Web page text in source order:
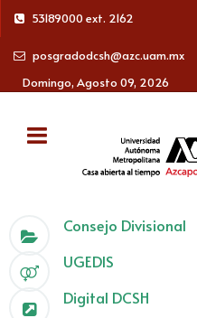
53189000 ext. 2162
posgradodcsh@azc.uam.mx
Domingo, Agosto 09, 2026
Consejo Divisional
UGEDIS
Digital DCSH